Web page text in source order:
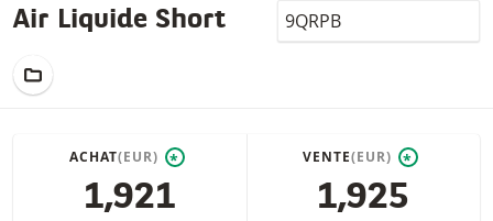
Air Liquide Short LocalCode
ACHAT(EUR) *
1,921
VENTE(EUR) *
1,925